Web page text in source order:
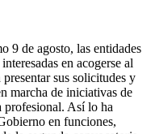
9 de agosto, las entidades
en acogerse al
sus solicitudes y
marcha de iniciativas de
profesional. Así lo ha
en funciones,